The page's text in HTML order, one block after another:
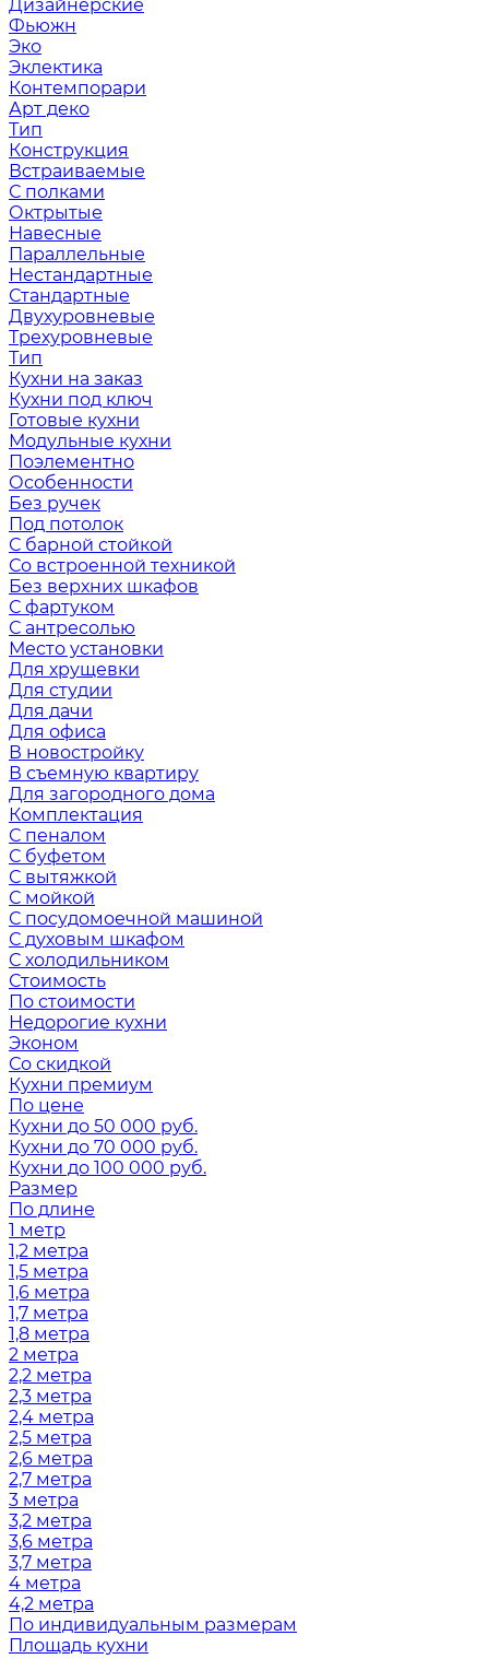
Дизайнерские
Фьюжн
Эко
Эклектика
Контемпорари
Арт деко
Тип
Конструкция
Встраиваемые
С полками
Октрытые
Навесные
Параллельные
Нестандартные
Стандартные
Двухуровневые
Трехуровневые
Тип
Кухни на заказ
Кухни под ключ
Готовые кухни
Модульные кухни
Поэлементно
Особенности
Без ручек
Под потолок
С барной стойкой
Со встроенной техникой
Без верхних шкафов
С фартуком
С антресолью
Место установки
Для хрущевки
Для студии
Для дачи
Для офиса
В новостройку
В съемную квартиру
Для загородного дома
Комплектация
С пеналом
С буфетом
С вытяжкой
С мойкой
С посудомоечной машиной
С духовым шкафом
С холодильником
Стоимость
По стоимости
Недорогие кухни
Эконом
Со скидкой
Кухни премиум
По цене
Кухни до 50 000 руб.
Кухни до 70 000 руб.
Кухни до 100 000 руб.
Размер
По длине
1 метр
1,2 метра
1,5 метра
1,6 метра
1,7 метра
1,8 метра
2 метра
2,2 метра
2,3 метра
2,4 метра
2,5 метра
2,6 метра
2,7 метра
3 метра
3,2 метра
3,6 метра
3,7 метра
4 метра
4,2 метра
По индивидуальным размерам
Площадь кухни